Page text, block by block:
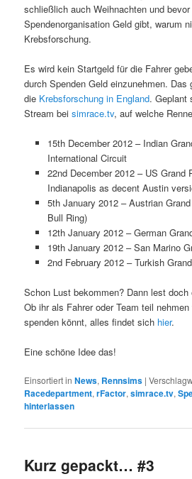
schließlich auch Weihnachten und
Spendenorganisation Geld gibt, warum
Krebsforschung.
Es wird kein Startgeld für die Fahrer
durch Spenden Geld einzunehmen. Das
die Krebsforschung in England. Geplant
Stream beisimrace.tv, auf welche
15th December 2012 – Indian
International Circuit
22nd December 2012 – US Grand
Indianapolis as decent Austin
5th January 2012 – Austrian
Bull Ring)
12th January 2012 – German
19th January 2012 – San Marino
2nd February 2012 – Turkish
Schon Lust bekommen? Dann lest doch
Ob ihr als Fahrer oder Team teil
spenden könnt, alles findet sich hier.
Eine schöne Idee das!
Einsortiert in News, Rennsims |
Racedepartment,rFactor,simrace.tv,
hinterlassen
Kurz gepackt… #3